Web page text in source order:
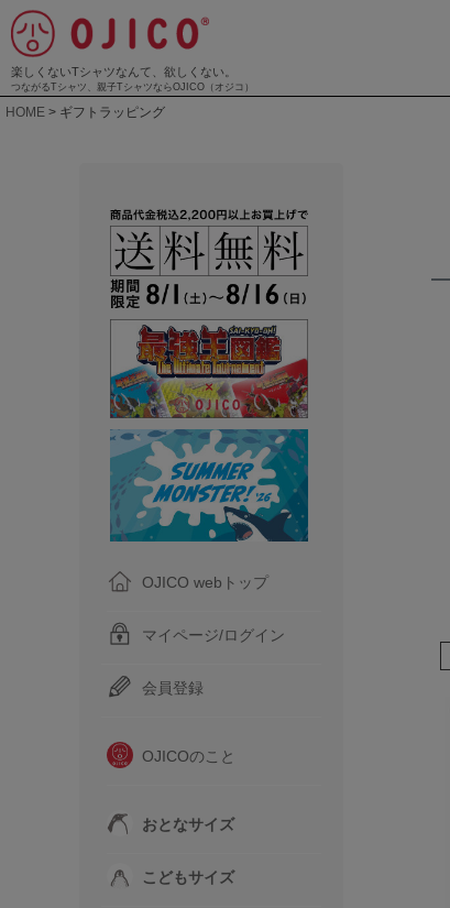
楽しくないTシャツなんて、欲しくない。
つながるTシャツ、親子TシャツならOJICO（オジコ）
HOME ギフトラッピング
OJICO webトップ
マイページ/ログイン
会員登録
OJICOのこと
おとなサイズ
こどもサイズ